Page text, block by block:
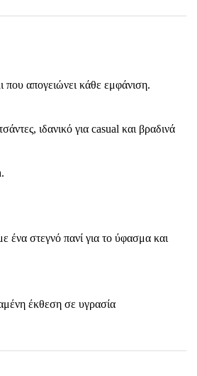
που απογειώνει κάθε εμφάνιση.
ιδανικό για casual και βραδινά
ένα στεγνό πανί για το ύφασμα και
έκθεση σε υγρασία